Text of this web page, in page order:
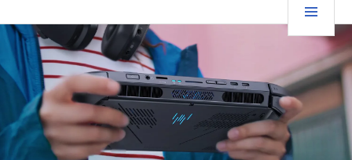
至
内
容
TGFC LIFESTYLE
菜
单